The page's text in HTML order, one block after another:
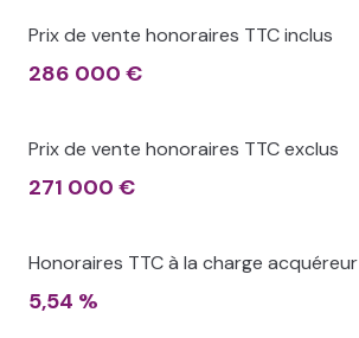
Prix de vente honoraires TTC inclus
286 000 €
Prix de vente honoraires TTC exclus
271 000 €
Honoraires TTC à la charge acquéreur
5,54 %